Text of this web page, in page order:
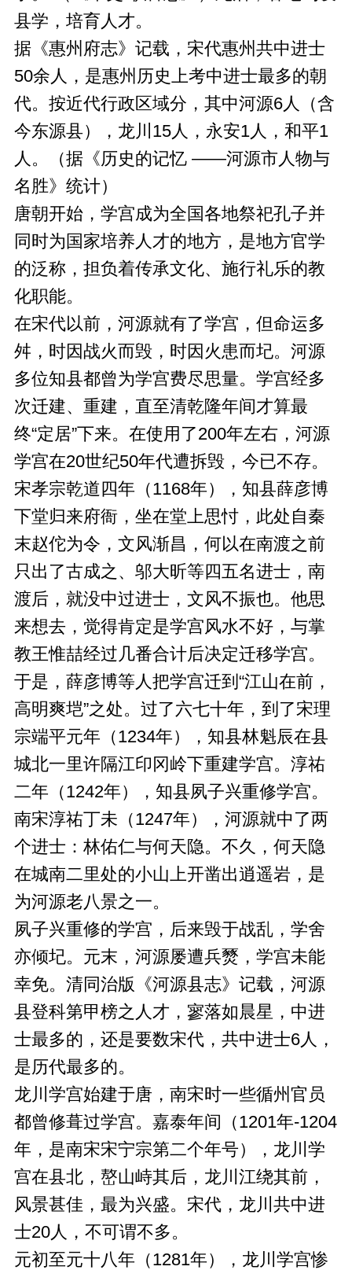
县学，培育人才。
据《惠州府志》记载，宋代惠州共中进士
50余人，是惠州历史上考中进士最多的朝
代。按近代行政区域分，其中河源6人（含
今东源县），龙川15人，永安1人，和平1
人。（据《历史的记忆 ——河源市人物与
名胜》统计）
唐朝开始，学宫成为全国各地祭祀孔子并
同时为国家培养人才的地方，是地方官学
的泛称，担负着传承文化、施行礼乐的教
化职能。
在宋代以前，河源就有了学宫，但命运多
舛，时因战火而毁，时因火患而圮。河源
多位知县都曾为学宫费尽思量。学宫经多
次迁建、重建，直至清乾隆年间才算最
终“定居”下来。在使用了200年左右，河源
学宫在20世纪50年代遭拆毁，今已不存。
宋孝宗乾道四年（1168年），知县薛彦博
下堂归来府衙，坐在堂上思忖，此处自秦
末赵佗为令，文风渐昌，何以在南渡之前
只出了古成之、邬大昕等四五名进士，南
渡后，就没中过进士，文风不振也。他思
来想去，觉得肯定是学宫风水不好，与掌
教王惟喆经过几番合计后决定迁移学宫。
于是，薛彦博等人把学宫迁到“江山在前，
高明爽垲”之处。过了六七十年，到了宋理
宗端平元年（1234年），知县林魁辰在县
城北一里许隔江印冈岭下重建学宫。淳祐
二年（1242年），知县夙子兴重修学宫。
南宋淳祐丁未（1247年），河源就中了两
个进士：林佑仁与何天隐。不久，何天隐
在城南二里处的小山上开凿出逍遥岩，是
为河源老八景之一。
夙子兴重修的学宫，后来毁于战乱，学舍
亦倾圮。元末，河源屡遭兵燹，学宫未能
幸免。清同治版《河源县志》记载，河源
县登科第甲榜之人才，寥落如晨星，中进
士最多的，还是要数宋代，共中进士6人，
是历代最多的。
龙川学宫始建于唐，南宋时一些循州官员
都曾修葺过学宫。嘉泰年间（1201年-1204
年，是南宋宋宁宗第二个年号），龙川学
宫在县北，嶅山峙其后，龙川江绕其前，
风景甚佳，最为兴盛。宋代，龙川共中进
士20人，不可谓不多。
元初至元十八年（1281年），龙川学宫惨